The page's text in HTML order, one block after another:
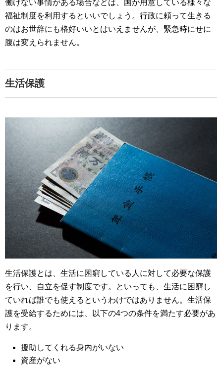
働けない事情がある場合などは、国が用意している様々な
福祉制度を利用するといいでしょう。行政に頼って生きる
のはお世辞にも格好いいとはいえませんが、緊急時にせに
腹は変えられません。
生活保護
生活保護とは、生活に困窮している人に対して必要な保護
を行い、自立を促す制度です。といっても、生活に困窮し
ていれば誰でも使えるというわけではありません。生活保
護を受給するためには、以下の4つの条件を満たす必要があ
ります。
援助してくれる身内がいない
資産がない